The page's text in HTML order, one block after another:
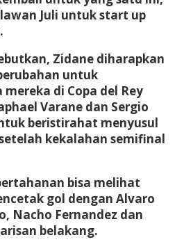
Juli untuk start up
Zidane diharapkan
untuk
di Copa del Rey
Varane dan Sergio
beristirahat menyusul
kekalahan semifinal
bisa melihat
gol dengan Alvaro
Nacho Fernandez dan
belakang.